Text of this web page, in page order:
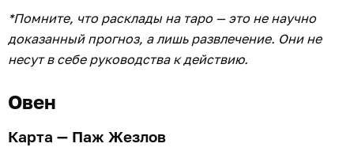
*Помните, что расклады на таро — это не научно
доказанный прогноз, а лишь развлечение. Они не
несут в себе руководства к действию.
Овен
Карта — Паж Жезлов